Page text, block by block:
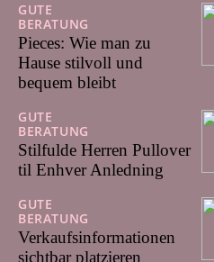
GUTE
BERATUNG
Pieces: Wie man zu
Hause stilvoll und
bequem bleibt
GUTE
BERATUNG
Stilfulde Herren Pullover
til Enhver Anledning
GUTE
BERATUNG
Verkaufsinformationen
sichtbar platzieren